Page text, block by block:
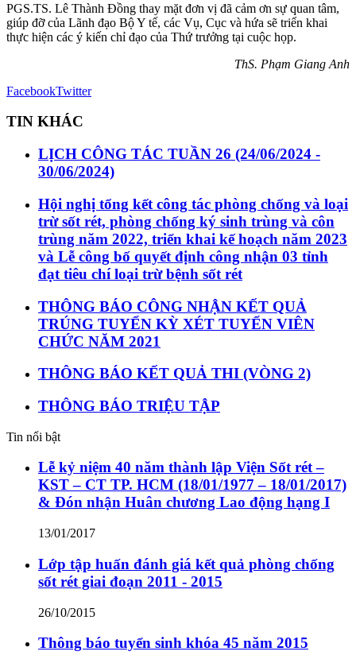
PGS.TS. Lê Thành Đồng thay mặt đơn vị đã cảm ơn sự quan tâm,
giúp đỡ của Lãnh đạo Bộ Y tế, các Vụ, Cục và hứa sẽ triển khai
thực hiện các ý kiến chỉ đạo của Thứ trưởng tại cuộc họp.
ThS. Phạm Giang Anh
FacebookTwitter
TIN KHÁC
LỊCH CÔNG TÁC TUẦN 26 (24/06/2024 -
30/06/2024)
Hội nghị tổng kết công tác phòng chống và loại
trừ sốt rét, phòng chống ký sinh trùng và côn
trùng năm 2022, triển khai kế hoạch năm 2023
và Lễ công bố quyết định công nhận 03 tỉnh
đạt tiêu chí loại trừ bệnh sốt rét
THÔNG BÁO CÔNG NHẬN KẾT QUẢ
TRÚNG TUYỂN KỲ XÉT TUYỂN VIÊN
CHỨC NĂM 2021
THÔNG BÁO KẾT QUẢ THI (VÒNG 2)
THÔNG BÁO TRIỆU TẬP
Tin nổi bật
Lễ kỷ niệm 40 năm thành lập Viện Sốt rét –
KST – CT TP. HCM (18/01/1977 – 18/01/2017)
& Đón nhận Huân chương Lao động hạng I
13/01/2017
Lớp tập huấn đánh giá kết quả phòng chống
sốt rét giai đoạn 2011 - 2015
26/10/2015
Thông báo tuyển sinh khóa 45 năm 2015